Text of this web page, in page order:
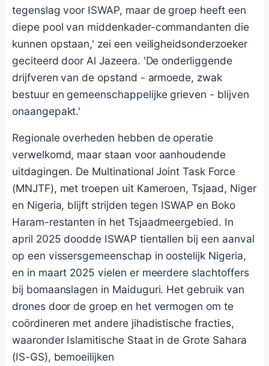
tegenslag voor ISWAP, maar de groep heeft een
diepe pool van middenkader-commandanten die
kunnen opstaan,' zei een veiligheidsonderzoeker
geciteerd door Al Jazeera. 'De onderliggende
drijfveren van de opstand - armoede, zwak
bestuur en gemeenschappelijke grieven - blijven
onaangepakt.'
Regionale overheden hebben de operatie
verwelkomd, maar staan voor aanhoudende
uitdagingen. De Multinational Joint Task Force
(MNJTF), met troepen uit Kameroen, Tsjaad, Niger
en Nigeria, blijft strijden tegen ISWAP en Boko
Haram-restanten in het Tsjaadmeergebied. In
april 2025 doodde ISWAP tientallen bij een aanval
op een vissersgemeenschap in oostelijk Nigeria,
en in maart 2025 vielen er meerdere slachtoffers
bij bomaanslagen in Maiduguri. Het gebruik van
drones door de groep en het vermogen om te
coördineren met andere jihadistische fracties,
waaronder Islamitische Staat in de Grote Sahara
(IS-GS), bemoeilijken